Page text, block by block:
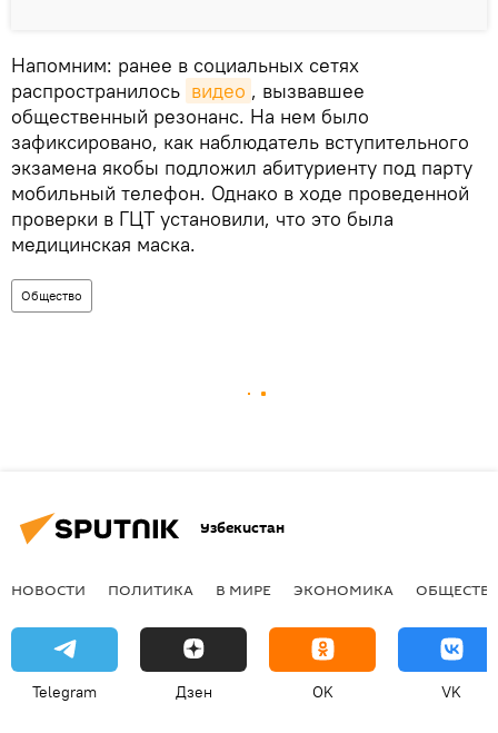
Напомним: ранее в социальных сетях
распространилось видео , вызвавшее
общественный резонанс. На нем было
зафиксировано, как наблюдатель вступительного
экзамена якобы подложил абитуриенту под парту
мобильный телефон. Однако в ходе проведенной
проверки в ГЦТ установили, что это была
медицинская маска.
Общество
Узбекистан
НОВОСТИ ПОЛИТИКА В МИРЕ ЭКОНОМИКА
Telegram Дзен OK VK